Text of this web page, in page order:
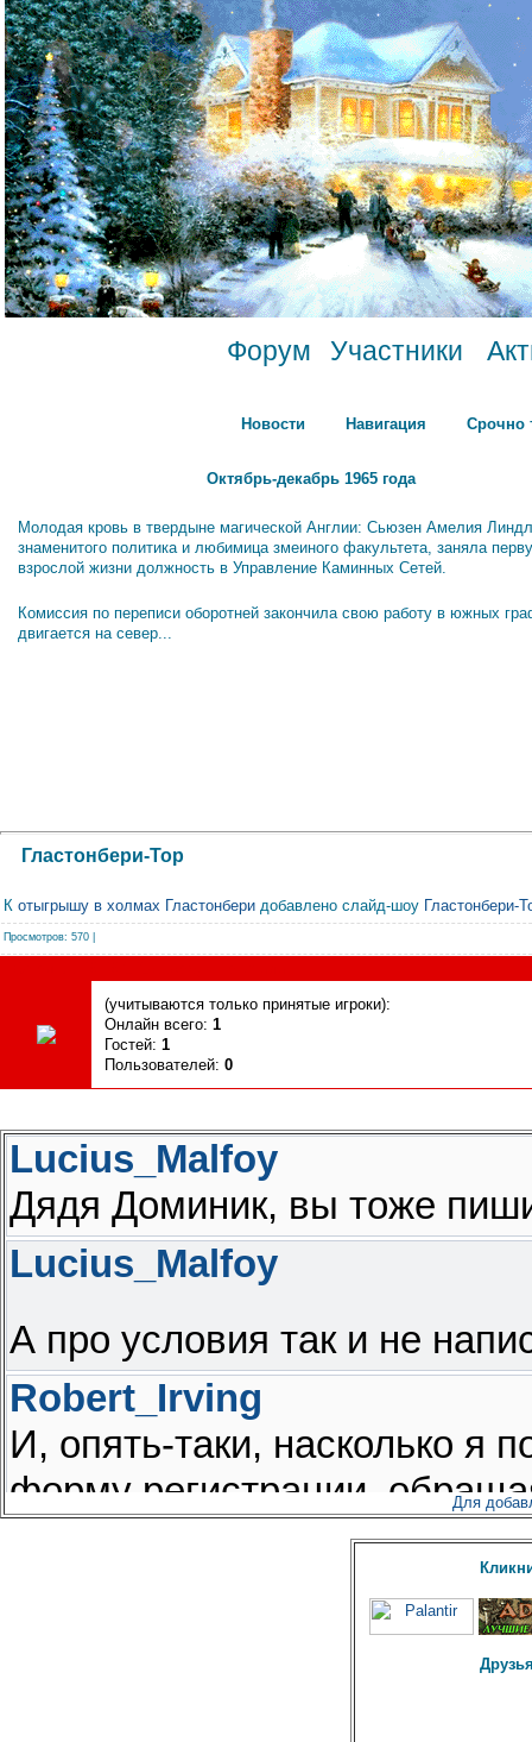
Форум Участники
Новости Навигация Срочно
Октябрь-декабрь 1965 года
Молодая кровь в твердыне магической Англии: Сьюзен Амелия
знаменитого политика и любимица змеиного факультета, заняла
взрослой жизни должность в Управление Каминных Сетей.
Комиссия по переписи оборотней закончила свою работу в южных
двигается на север...
Гластонбери-Тор
К отыгрышу в холмах Гластонбери добавлено слайд-шоу Гластонбери-
Просмотров: 570 |
(учитываются только принятые игроки):
Онлайн всего: 1
Гостей: 1
Пользователей: 0
Для